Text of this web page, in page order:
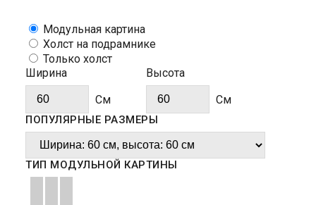
Модульная картина
Холст на подрамнике
Только холст
Ширина
Cм
Высота
Cм
ПОПУЛЯРНЫЕ РАЗМЕРЫ
ТИП МОДУЛЬНОЙ КАРТИНЫ